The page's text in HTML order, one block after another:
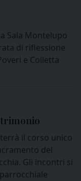
Sala Montelupo
di riflessione
e Colletta
il corso unico
del
Gli incontri si